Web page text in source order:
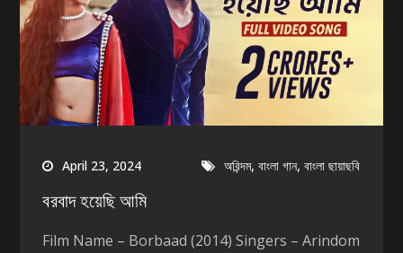
April 23, 2024 অরিন্দম,বাংলা গান,বাংলা ছায়াছবি
বরবাদ হয়েছি আমি
Film Name – Borbaad (2014) Singers – Arindom